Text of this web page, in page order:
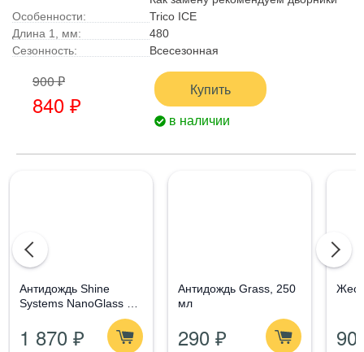
Особенности:
Trico ICE
Длина 1, мм:
480
Сезонность:
Всесезонная
900 ₽
840 ₽
Купить
в наличии
Aнтидождь Shine
Systems NanoGlass Kit
- Набор по уходу за
стеклом
1 870 ₽
Антидождь Grass, 250
мл
290 ₽ 90